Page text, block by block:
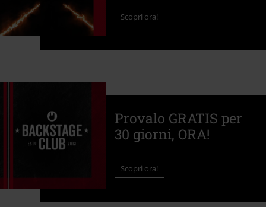
Scopri ora!
Provalo GRATIS per
30 giorni, ORA!
Scopri ora!